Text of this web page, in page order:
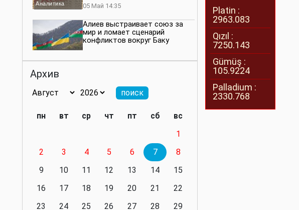
Аналитика 05 Май 14:35
Алиев выстраивает союз за
мир и ломает сценарий
конфликтов вокруг Баку
значимость региона
нейтралитета больше не будет
Политика
президенту приходится все
делать самому
Архив
пн вт ср чт пт сб
вс
1
2
3 4 5 6 7
8
9
10 11 12 13 14
15
16
17 18 19 20 21
22
23
24 25 26 27 28
29
Platin :
2963.083
Qızıl :
7250.143
Gümüş :
105.9224
Palladium :
2330.768